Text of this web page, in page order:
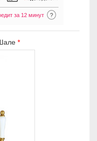
за 12 минут ?